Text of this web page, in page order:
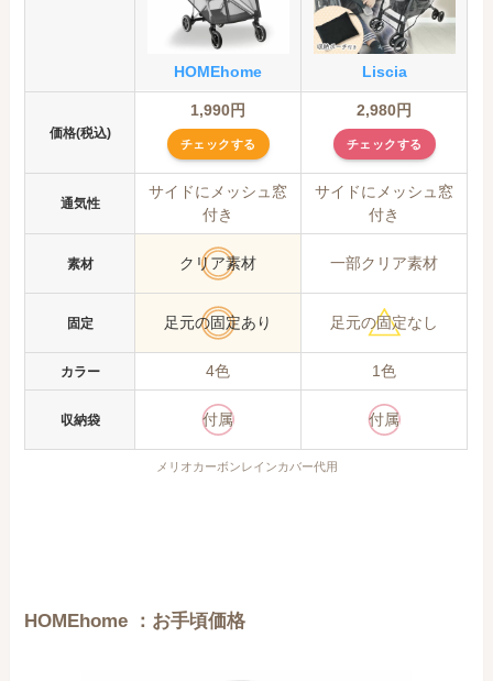
HOMEhome Liscia
価格(税込)
1,990円
チェックする
2,980円
チェックする
通気性
サイドにメッシュ窓
付き
サイドにメッシュ窓
付き
素材 クリア素材 一部クリア素材
固定 足元の固定あり 足元の固定なし
カラー 4色 1色
収納袋 付属 付属
メリオカーボンレインカバー代用
HOMEhome ：お手頃価格